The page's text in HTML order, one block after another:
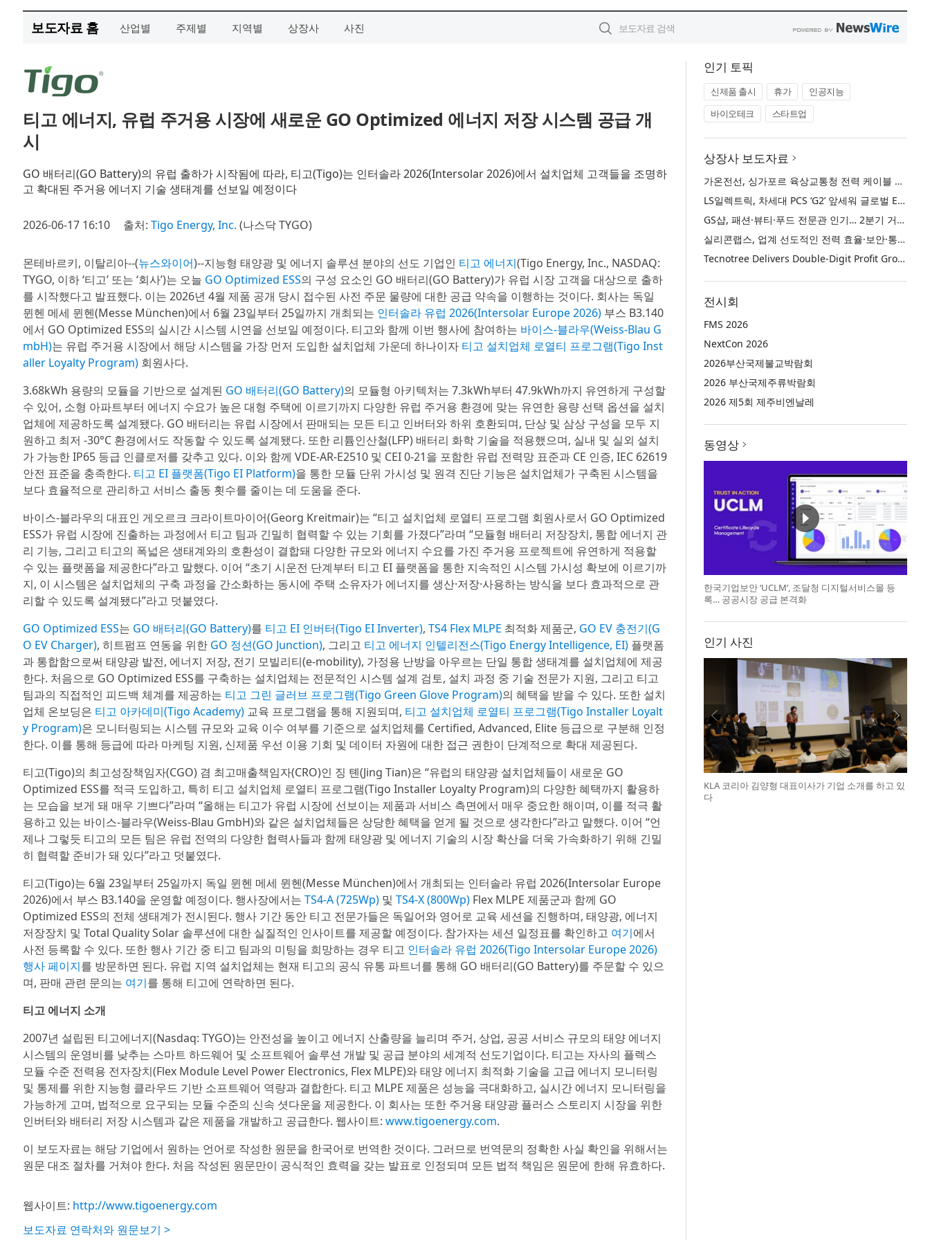
보도자료 홈 산업별 주제별 지역별 상장사 사진
티고 에너지, 유럽 주거용 시장에 새로운 GO Optimized 에너지 저장 시스템 공급 개
시
GO 배터리(GO Battery)의 유럽 출하가 시작됨에 따라, 티고(Tigo)는 인터솔라 2026(Intersolar 2026)에서 설치업체 고객들을 조명하
고 확대된 주거용 에너지 기술 생태계를 선보일 예정이다
2026-06-17 16:10 출처: Tigo Energy, Inc. (나스닥 TYGO)
몬테바르키, 이탈리아--(뉴스와이어)--지능형 태양광 및 에너지 솔루션 분야의 선도 기업인 티고 에너지(Tigo Energy, Inc., NASDAQ:
TYGO, 이하 ‘티고’ 또는 ‘회사’)는 오늘 GO Optimized ESS의 구성 요소인 GO 배터리(GO Battery)가 유럽 시장 고객을 대상으로 출하
를 시작했다고 발표했다. 이는 2026년 4월 제품 공개 당시 접수된 사전 주문 물량에 대한 공급 약속을 이행하는 것이다. 회사는 독일
뮌헨 메세 뮌헨(Messe München)에서 6월 23일부터 25일까지 개최되는 인터솔라 유럽 2026(Intersolar Europe 2026) 부스 B3.140
에서 GO Optimized ESS의 실시간 시스템 시연을 선보일 예정이다. 티고와 함께 이번 행사에 참여하는 바이스-블라우(Weiss-Blau G
mbH)는 유럽 주거용 시장에서 해당 시스템을 가장 먼저 도입한 설치업체 가운데 하나이자 티고 설치업체 로열티 프로그램(Tigo Inst
aller Loyalty Program) 회원사다.
3.68kWh 용량의 모듈을 기반으로 설계된 GO 배터리(GO Battery)의 모듈형 아키텍처는 7.3kWh부터 47.9kWh까지 유연하게 구성할
수 있어, 소형 아파트부터 에너지 수요가 높은 대형 주택에 이르기까지 다양한 유럽 주거용 환경에 맞는 유연한 용량 선택 옵션을 설치
업체에 제공하도록 설계됐다. GO 배터리는 유럽 시장에서 판매되는 모든 티고 인버터와 하위 호환되며, 단상 및 삼상 구성을 모두 지
원하고 최저 -30°C 환경에서도 작동할 수 있도록 설계됐다. 또한 리튬인산철(LFP) 배터리 화학 기술을 적용했으며, 실내 및 실외 설치
가 가능한 IP65 등급 인클로저를 갖추고 있다. 이와 함께 VDE-AR-E2510 및 CEI 0-21을 포함한 유럽 전력망 표준과 CE 인증, IEC 62619
안전 표준을 충족한다. 티고 EI 플랫폼(Tigo EI Platform)을 통한 모듈 단위 가시성 및 원격 진단 기능은 설치업체가 구축된 시스템을
보다 효율적으로 관리하고 서비스 출동 횟수를 줄이는 데 도움을 준다.
바이스-블라우의 대표인 게오르크 크라이트마이어(Georg Kreitmair)는 “티고 설치업체 로열티 프로그램 회원사로서 GO Optimized
ESS가 유럽 시장에 진출하는 과정에서 티고 팀과 긴밀히 협력할 수 있는 기회를 가졌다”라며 “모듈형 배터리 저장장치, 통합 에너지 관
리 기능, 그리고 티고의 폭넓은 생태계와의 호환성이 결합돼 다양한 규모와 에너지 수요를 가진 주거용 프로젝트에 유연하게 적용할
수 있는 플랫폼을 제공한다”라고 말했다. 이어 “초기 시운전 단계부터 티고 EI 플랫폼을 통한 지속적인 시스템 가시성 확보에 이르기까
지, 이 시스템은 설치업체의 구축 과정을 간소화하는 동시에 주택 소유자가 에너지를 생산·저장·사용하는 방식을 보다 효과적으로 관
리할 수 있도록 설계됐다”라고 덧붙였다.
GO Optimized ESS는 GO 배터리(GO Battery)를 티고 EI 인버터(Tigo EI Inverter), TS4 Flex MLPE 최적화 제품군, GO EV 충전기(G
O EV Charger), 히트펌프 연동을 위한 GO 정션(GO Junction), 그리고 티고 에너지 인텔리전스(Tigo Energy Intelligence, EI) 플랫폼
과 통합함으로써 태양광 발전, 에너지 저장, 전기 모빌리티(e-mobility), 가정용 난방을 아우르는 단일 통합 생태계를 설치업체에 제공
한다. 처음으로 GO Optimized ESS를 구축하는 설치업체는 전문적인 시스템 설계 검토, 설치 과정 중 기술 전문가 지원, 그리고 티고
팀과의 직접적인 피드백 체계를 제공하는 티고 그린 글러브 프로그램(Tigo Green Glove Program)의 혜택을 받을 수 있다. 또한 설치
업체 온보딩은 티고 아카데미(Tigo Academy) 교육 프로그램을 통해 지원되며, 티고 설치업체 로열티 프로그램(Tigo Installer Loyalt
y Program)은 모니터링되는 시스템 규모와 교육 이수 여부를 기준으로 설치업체를 Certified, Advanced, Elite 등급으로 구분해 인정
한다. 이를 통해 등급에 따라 마케팅 지원, 신제품 우선 이용 기회 및 데이터 자원에 대한 접근 권한이 단계적으로 확대 제공된다.
티고(Tigo)의 최고성장책임자(CGO) 겸 최고매출책임자(CRO)인 징 톈(Jing Tian)은 “유럽의 태양광 설치업체들이 새로운 GO
Optimized ESS를 적극 도입하고, 특히 티고 설치업체 로열티 프로그램(Tigo Installer Loyalty Program)의 다양한 혜택까지 활용하
는 모습을 보게 돼 매우 기쁘다”라며 “올해는 티고가 유럽 시장에 선보이는 제품과 서비스 측면에서 매우 중요한 해이며, 이를 적극 활
용하고 있는 바이스-블라우(Weiss-Blau GmbH)와 같은 설치업체들은 상당한 혜택을 얻게 될 것으로 생각한다”라고 말했다. 이어 “언
제나 그렇듯 티고의 모든 팀은 유럽 전역의 다양한 협력사들과 함께 태양광 및 에너지 기술의 시장 확산을 더욱 가속화하기 위해 긴밀
히 협력할 준비가 돼 있다”라고 덧붙였다.
티고(Tigo)는 6월 23일부터 25일까지 독일 뮌헨 메세 뮌헨(Messe München)에서 개최되는 인터솔라 유럽 2026(Intersolar Europe
2026)에서 부스 B3.140을 운영할 예정이다. 행사장에서는 TS4-A (725Wp) 및 TS4-X (800Wp) Flex MLPE 제품군과 함께 GO
Optimized ESS의 전체 생태계가 전시된다. 행사 기간 동안 티고 전문가들은 독일어와 영어로 교육 세션을 진행하며, 태양광, 에너지
저장장치 및 Total Quality Solar 솔루션에 대한 실질적인 인사이트를 제공할 예정이다. 참가자는 세션 일정표를 확인하고 여기에서
사전 등록할 수 있다. 또한 행사 기간 중 티고 팀과의 미팅을 희망하는 경우 티고 인터솔라 유럽 2026(Tigo Intersolar Europe 2026)
행사 페이지를 방문하면 된다. 유럽 지역 설치업체는 현재 티고의 공식 유통 파트너를 통해 GO 배터리(GO Battery)를 주문할 수 있으
며, 판매 관련 문의는 여기를 통해 티고에 연락하면 된다.
티고 에너지 소개
2007년 설립된 티고에너지(Nasdaq: TYGO)는 안전성을 높이고 에너지 산출량을 늘리며 주거, 상업, 공공 서비스 규모의 태양 에너지
시스템의 운영비를 낮추는 스마트 하드웨어 및 소프트웨어 솔루션 개발 및 공급 분야의 세계적 선도기업이다. 티고는 자사의 플렉스
모듈 수준 전력용 전자장치(Flex Module Level Power Electronics, Flex MLPE)와 태양 에너지 최적화 기술을 고급 에너지 모니터링
및 통제를 위한 지능형 클라우드 기반 소프트웨어 역량과 결합한다. 티고 MLPE 제품은 성능을 극대화하고, 실시간 에너지 모니터링을
가능하게 고며, 법적으로 요구되는 모듈 수준의 신속 셧다운을 제공한다. 이 회사는 또한 주거용 태양광 플러스 스토리지 시장을 위한
인버터와 배터리 저장 시스템과 같은 제품을 개발하고 공급한다. 웹사이트: www.tigoenergy.com.
이 보도자료는 해당 기업에서 원하는 언어로 작성한 원문을 한국어로 번역한 것이다. 그러므로 번역문의 정확한 사실 확인을 위해서는
원문 대조 절차를 거쳐야 한다. 처음 작성된 원문만이 공식적인 효력을 갖는 발표로 인정되며 모든 법적 책임은 원문에 한해 유효하다.
웹사이트: http://www.tigoenergy.com
보도자료 연락처와 원문보기 >
인기 토픽
신제품 출시 휴가
인공지능
바이오테크
스타트업
상장사 보도자료
가온전선, 싱가포르 육상교통청 전력 케이블 첫 공급 계약
LS일렉트릭, 차세대 PCS ‘G2’ 앞세워 글로벌 ESS 시장 주도권 강화
GS샵, 패션·뷰티·푸드 전문관 인기… 2분기 거래액 50% 증가
실리콘랩스, 업계 선도적인 전력 효율·보안·통합성을 갖춘 초저전력 블루투스 LE SoC ‘BG2B’ 공개
Tecnotree Delivers Double-Digit Profit Growth and Accelerated Deployment Momentum in H1 2026
전시회
FMS 2026
NextCon 2026
2026부산국제불교박람회
2026 부산국제주류박람회
2026 제5회 제주비엔날레
동영상
한국기업보안 ‘UCLM’, 조달청 디지털서비스몰 등
록… 공공시장 공급 본격화
인기 사진
KLA 코리아 김양형 대표이사가 기업 소개를 하고 있
다